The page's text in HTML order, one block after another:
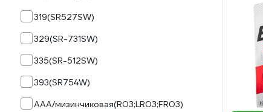
319(SR527SW)
329(SR-731SW)
335(SR-512SW)
393(SR754W)
AAA/мизинчиковая(R03;LR03;FR03)